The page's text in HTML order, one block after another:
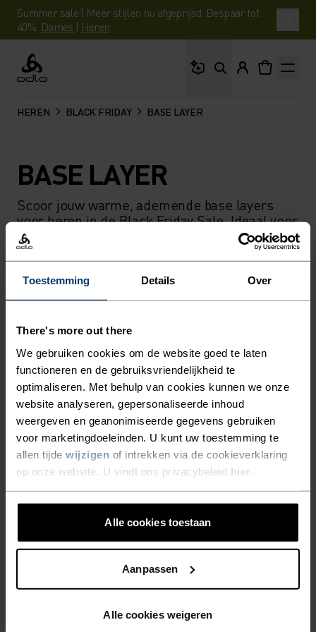
Toestemming Details Over
There's more out there
We gebruiken cookies om de website goed te laten
functioneren en de gebruiksvriendelijkheid te
optimaliseren. Met behulp van cookies kunnen we onze
website analyseren, gepersonaliseerde inhoud
weergeven en geanonimiseerde gegevens gebruiken
voor marketingdoeleinden. U kunt uw toestemming te
allen tijde wijzigen of intrekken via de cookieverklaring
op onze website. U vindt ons privacybeleid hier
Alle cookies toestaan
Aanpassen
Alle cookies weigeren
Summer sale | Meer stijlen nu afgeprijsd. Bespaar tot
40%. Dames | Heren
Odlo
HEREN BLACK FRIDAY BASE LAYER
BASE LAYER
Scoor jouw warme, ademende base layers
voor heren in de Black Friday Sale. Ideaal voor
hardlopen, toerskiën en koude winterdagen.
FILTER AANBEVELINGEN
GEEN RESULTATEN
GRATIS VERZENDING​​​​​​​​​​​​​​
Binnen 1-3 werkdagen met DPD / DHL